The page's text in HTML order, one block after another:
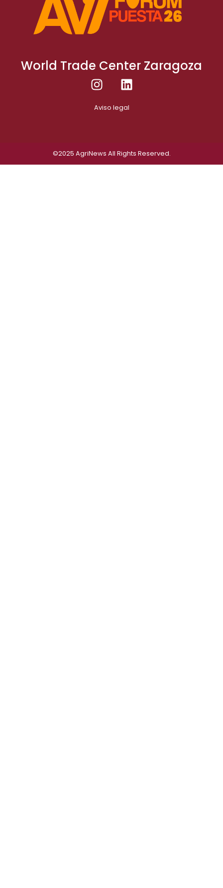
World Trade Center Zaragoza
Aviso legal
©2025 AgriNews All Rights Reserved.